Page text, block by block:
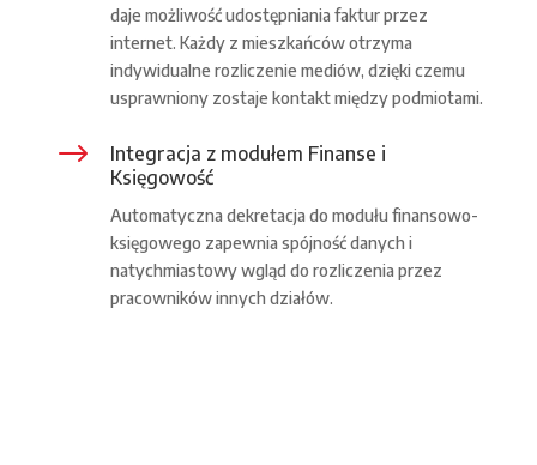
daje możliwość udostępniania faktur przez
internet. Każdy z mieszkańców otrzyma
indywidualne rozliczenie mediów, dzięki czemu
usprawniony zostaje kontakt między podmiotami.
$
Integracja z modułem Finanse i
Księgowość
Automatyczna dekretacja do modułu finansowo-
księgowego zapewnia spójność danych i
natychmiastowy wgląd do rozliczenia przez
pracowników innych działów.